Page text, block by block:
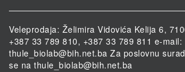
Veleprodaja: Želimira Vidovića Kelija 6,
+387 33 789 810, +387 33 789 811 e-mail:
thule_biolab@bih.net.ba Za poslovnu
se na thule_biolab@bih.net.ba